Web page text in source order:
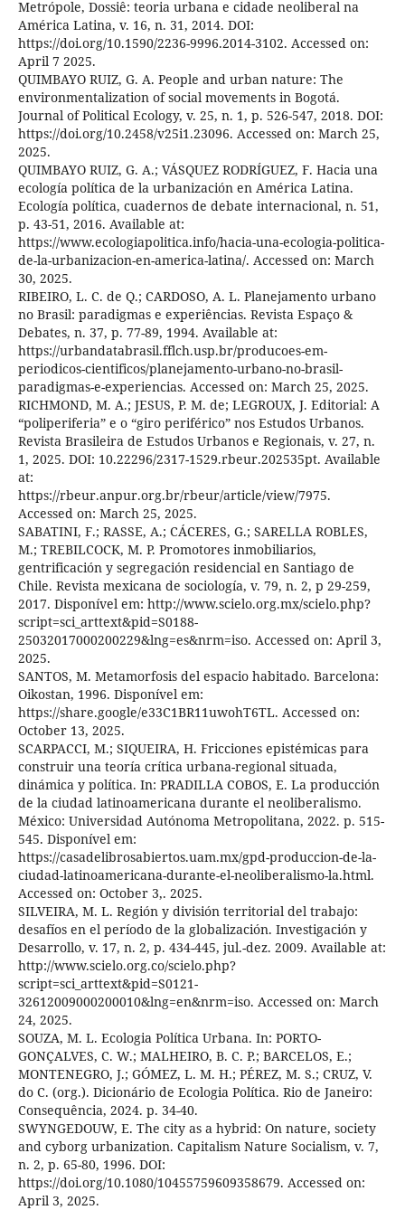
Metrópole, Dossiê: teoria urbana e cidade neoliberal na
América Latina, v. 16, n. 31, 2014. DOI:
https://doi.org/10.1590/2236-9996.2014-3102. Accessed on:
April 7 2025.
QUIMBAYO RUIZ, G. A. People and urban nature: The
environmentalization of social movements in Bogotá.
Journal of Political Ecology, v. 25, n. 1, p. 526-547, 2018. DOI:
https://doi.org/10.2458/v25i1.23096. Accessed on: March 25,
2025.
QUIMBAYO RUIZ, G. A.; VÁSQUEZ RODRÍGUEZ, F. Hacia una
ecología política de la urbanización en América Latina.
Ecología política, cuadernos de debate internacional, n. 51,
p. 43-51, 2016. Available at:
https://www.ecologiapolitica.info/hacia-una-ecologia-politica-
de-la-urbanizacion-en-america-latina/. Accessed on: March
30, 2025.
RIBEIRO, L. C. de Q.; CARDOSO, A. L. Planejamento urbano
no Brasil: paradigmas e experiências. Revista Espaço &
Debates, n. 37, p. 77-89, 1994. Available at:
https://urbandatabrasil.fflch.usp.br/producoes-em-
periodicos-cientificos/planejamento-urbano-no-brasil-
paradigmas-e-experiencias. Accessed on: March 25, 2025.
RICHMOND, M. A.; JESUS, P. M. de; LEGROUX, J. Editorial: A
“poliperiferia” e o “giro periférico” nos Estudos Urbanos.
Revista Brasileira de Estudos Urbanos e Regionais, v. 27, n.
1, 2025. DOI: 10.22296/2317-1529.rbeur.202535pt. Available
at:
https://rbeur.anpur.org.br/rbeur/article/view/7975.
Accessed on: March 25, 2025.
SABATINI, F.; RASSE, A.; CÁCERES, G.; SARELLA ROBLES,
M.; TREBILCOCK, M. P. Promotores inmobiliarios,
gentrificación y segregación residencial en Santiago de
Chile. Revista mexicana de sociología, v. 79, n. 2, p 29-259,
2017. Disponível em: http://www.scielo.org.mx/scielo.php?
script=sci_arttext&pid=S0188-
25032017000200229&lng=es&nrm=iso. Accessed on: April 3,
2025.
SANTOS, M. Metamorfosis del espacio habitado. Barcelona:
Oikostan, 1996. Disponível em:
https://share.google/e33C1BR11uwohT6TL. Accessed on:
October 13, 2025.
SCARPACCI, M.; SIQUEIRA, H. Fricciones epistémicas para
construir una teoría crítica urbana-regional situada,
dinámica y política. In: PRADILLA COBOS, E. La producción
de la ciudad latinoamericana durante el neoliberalismo.
México: Universidad Autónoma Metropolitana, 2022. p. 515-
545. Disponível em:
https://casadelibrosabiertos.uam.mx/gpd-produccion-de-la-
ciudad-latinoamericana-durante-el-neoliberalismo-la.html.
Accessed on: October 3,. 2025.
SILVEIRA, M. L. Región y división territorial del trabajo:
desafíos en el período de la globalización. Investigación y
Desarrollo, v. 17, n. 2, p. 434-445, jul.-dez. 2009. Available at:
http://www.scielo.org.co/scielo.php?
script=sci_arttext&pid=S0121-
32612009000200010&lng=en&nrm=iso. Accessed on: March
24, 2025.
SOUZA, M. L. Ecologia Política Urbana. In: PORTO-
GONÇALVES, C. W.; MALHEIRO, B. C. P.; BARCELOS, E.;
MONTENEGRO, J.; GÓMEZ, L. M. H.; PÉREZ, M. S.; CRUZ, V.
do C. (org.). Dicionário de Ecologia Política. Rio de Janeiro:
Consequência, 2024. p. 34-40.
SWYNGEDOUW, E. The city as a hybrid: On nature, society
and cyborg urbanization. Capitalism Nature Socialism, v. 7,
n. 2, p. 65-80, 1996. DOI:
https://doi.org/10.1080/10455759609358679. Accessed on:
April 3, 2025.